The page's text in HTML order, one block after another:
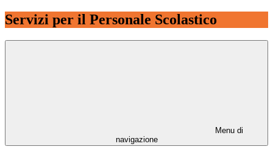
Servizi per il Personale Scolastico
Menu di
navigazione